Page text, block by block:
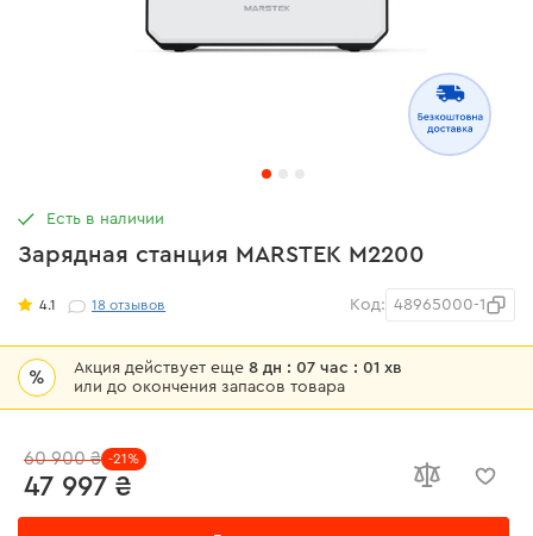
Зарядная станция MARSTEK M2200
4.1 18отзывов Код: 48965000-1
% Акция действует еще8 дн : 07 час : 01 хв
или до окончения запасов товара
47 997 ₴
60 900 ₴ -21%
Есть в наличии